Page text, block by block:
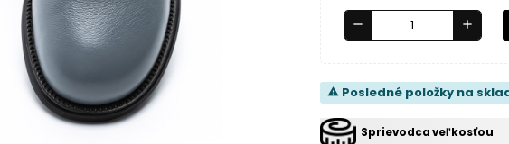
remove add
warning Posledné položky na
Sprievodca veľkosťou